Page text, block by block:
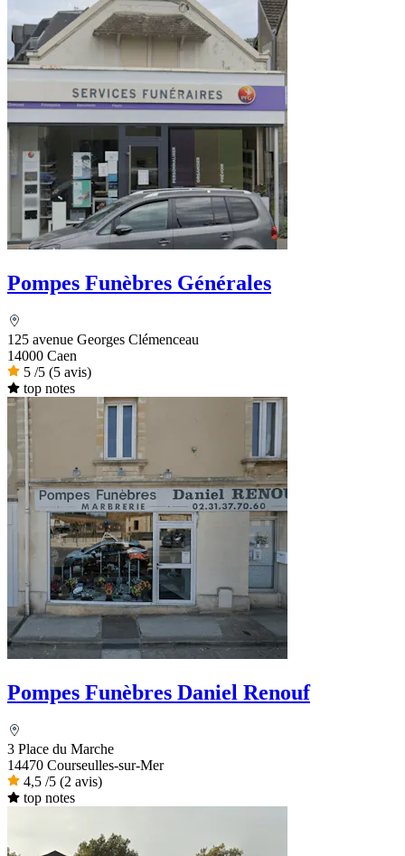
Pompes Funèbres Générales
125 avenue Georges Clémenceau
14000 Caen
5 /5 (5 avis)
top notes
Pompes Funèbres Daniel Renouf
3 Place du Marche
14470 Courseulles-sur-Mer
4,5 /5 (2 avis)
top notes